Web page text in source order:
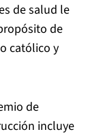
de salud le
de
católico y
de
incluye